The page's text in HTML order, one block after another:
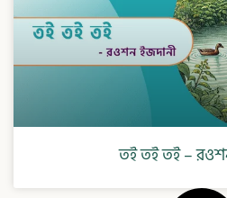
তই তই তই –